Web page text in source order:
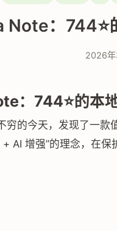
Note：744⭐
2026年
：744⭐的本
穷的今天，发现了一
+ AI 增强”的理念，在